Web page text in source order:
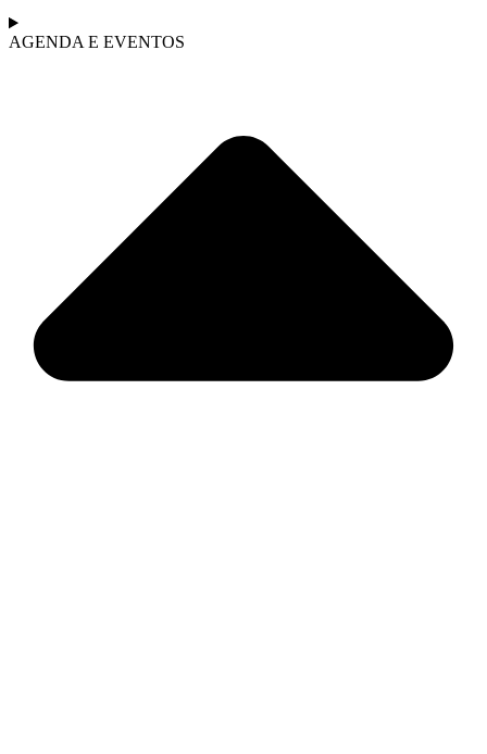
AGENDA E EVENTOS